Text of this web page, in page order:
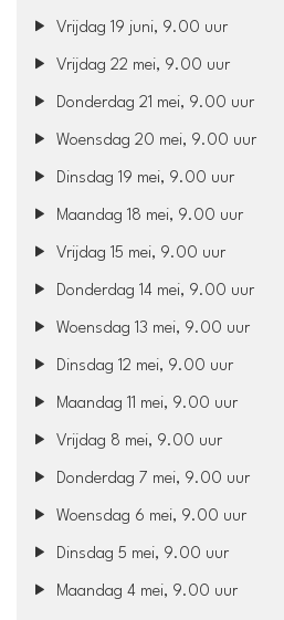
Vrijdag 19 juni, 9.00 uur
Vrijdag 22 mei, 9.00 uur
Donderdag 21 mei, 9.00 uur
Woensdag 20 mei, 9.00 uur
Dinsdag 19 mei, 9.00 uur
Maandag 18 mei, 9.00 uur
Vrijdag 15 mei, 9.00 uur
Donderdag 14 mei, 9.00 uur
Woensdag 13 mei, 9.00 uur
Dinsdag 12 mei, 9.00 uur
Maandag 11 mei, 9.00 uur
Vrijdag 8 mei, 9.00 uur
Donderdag 7 mei, 9.00 uur
Woensdag 6 mei, 9.00 uur
Dinsdag 5 mei, 9.00 uur
Maandag 4 mei, 9.00 uur